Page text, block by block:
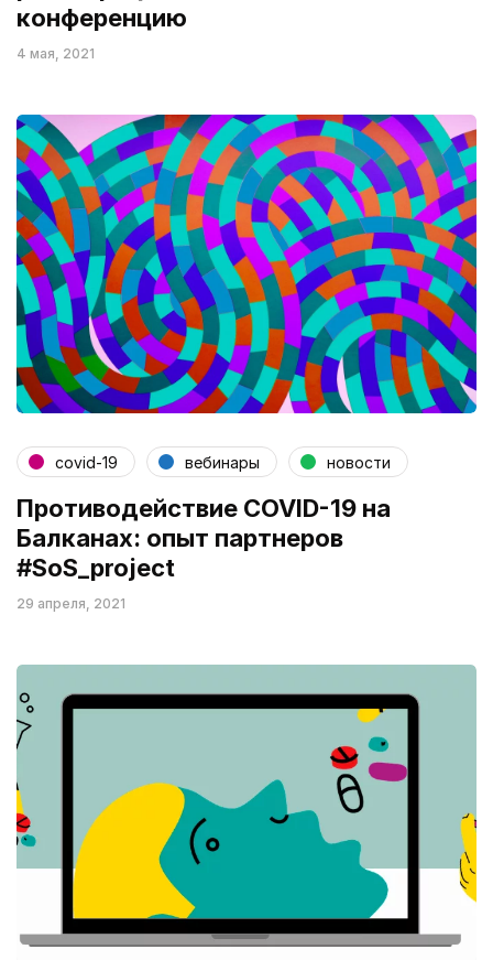
конференцию
4 мая, 2021
covid-19 вебинары новости
Противодействие COVID-19 на
Балканах: опыт партнеров
#SoS_project
29 апреля, 2021